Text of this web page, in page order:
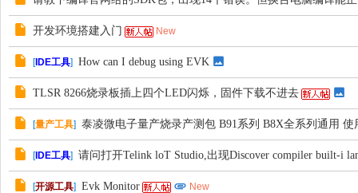
开发环境搭建入门 New
[IDE工具] How can I debug using EVK
TLSR 8266烧录板插上四个LED闪烁，固件下载不进去
[量产工具] 泰凌微电子量产烧录产测包 B91系列 B8X全系列通用 使
[IDE工具] 请问打开Telink loT Studio,出现Discover compiler built-i
[开源工具] Evk Monitor New